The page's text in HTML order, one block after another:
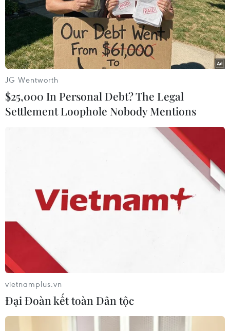
Ecuador gia hạn tình trạng khẩn cấp trước
Với quyết định gia hạn tình trạng khẩn cấp, Chính phủ
Ecuador muốn đảm bảo sự tham gia của lực lượng vũ
trang và cảnh sát trong cuộc chiến chống tội phạm có tổ
chức và tội phạm thông thường.
JG Wentworth
$25,000 In Personal Debt? The Legal
Settlement Loophole Nobody Mentions
vietnamplus.vn
Đại Đoàn kết toàn Dân tộc